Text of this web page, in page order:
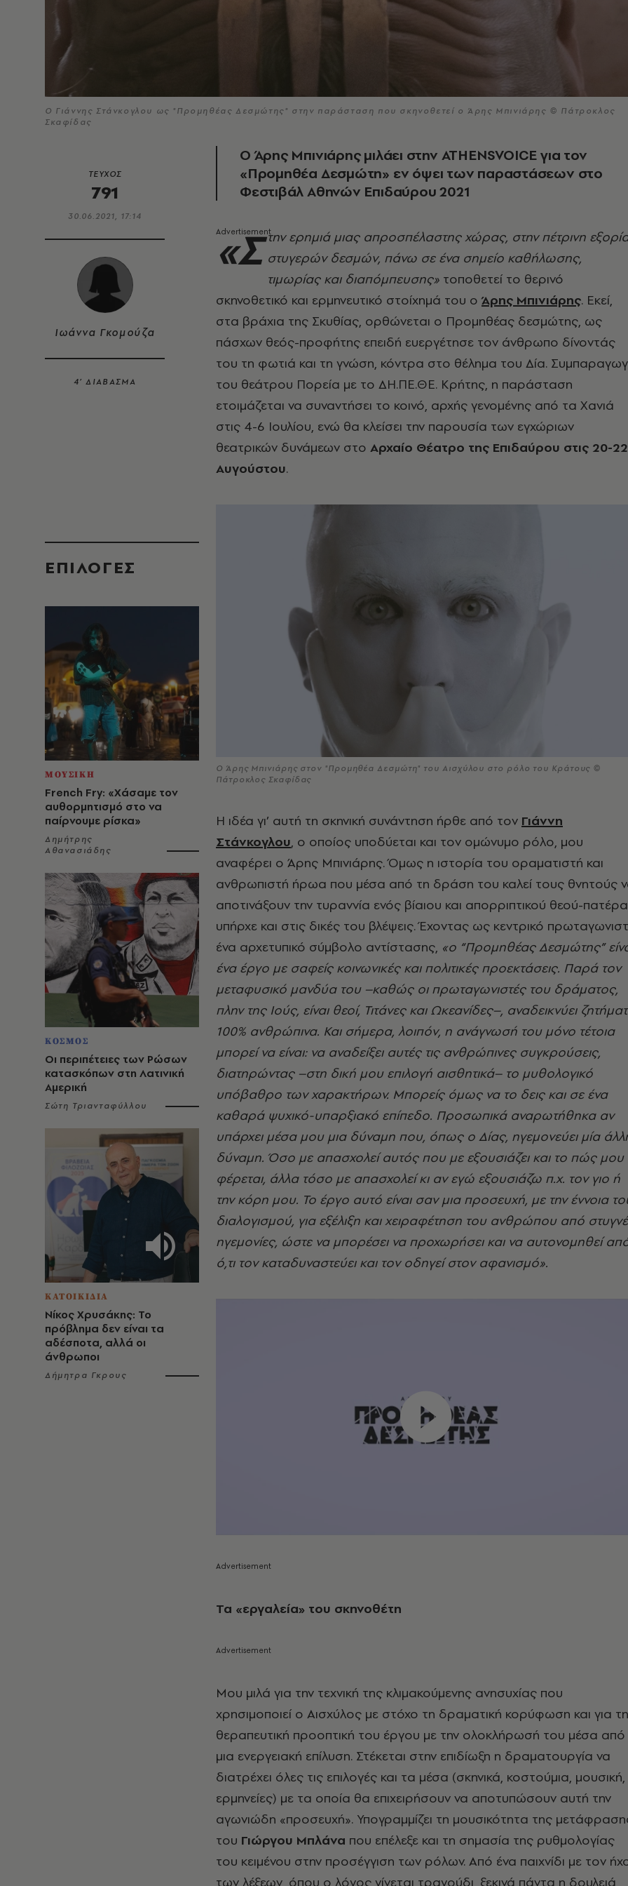
Ο Γιάννης Στάνκογλου ως "Προμηθέας Δεσμώτης" στην παράσταση που σκηνοθετεί ο Άρης Μπινιάρης © Πάτροκλος
Σκαφίδας
ΤΕΥΧΟΣ
791
30.06.2021, 17:14
Ιωάννα Γκομούζα
4’ ΔΙΑΒΑΣΜΑ
EΠΙΛΟΓΈΣ
ΜΟΥΣΙΚΗ
French Fry: «Χάσαμε τον
αυθορμητισμό στο να
παίρνουμε ρίσκα»
Δημήτρης
Αθανασιάδης
ΚΟΣΜΟΣ
Οι περιπέτειες των Ρώσων
κατασκόπων στη Λατινική
Αμερική
Σώτη Τριανταφύλλου
ΚΑΤΟΙΚΙΔΙΑ
Νίκος Χρυσάκης: Το
πρόβλημα δεν είναι τα
αδέσποτα, αλλά οι
άνθρωποι
Δήμητρα Γκρους
Ο Άρης Μπινιάρης μιλάει στην ATHENSVOICE για τον
«Προμηθέα Δεσμώτη» εν όψει των παραστάσεων στο
Φεστιβάλ Αθηνών Επιδαύρου 2021
«Σ την ερημιά μιας απροσπέλαστης χώρας, στην πέτρινη
στυγερών δεσμών, πάνω σε ένα σημείο καθήλωσης,
τιμωρίας και διαπόμπευσης» τοποθετεί το θερινό
σκηνοθετικό και ερμηνευτικό στοίχημά του ο Άρης Μπινιάρης. Εκεί,
στα βράχια της Σκυθίας, ορθώνεται ο Προμηθέας δεσμώτης, ως
πάσχων θεός-προφήτης επειδή ευεργέτησε τον άνθρωπο δίνοντάς
του τη φωτιά και τη γνώση, κόντρα στο θέλημα του Δία.
του θεάτρου Πορεία με το ΔΗ.ΠΕ.ΘΕ. Κρήτης, η παράσταση
ετοιμάζεται να συναντήσει το κοινό, αρχής γενομένης από τα Χανιά
στις 4-6 Ιουλίου, ενώ θα κλείσει την παρουσία των εγχώριων
θεατρικών δυνάμεων στο Αρχαίο Θέατρο της Επιδαύρου στις 20-22
Αυγούστου.
Ο Άρης Μπινιάρης στον "Προμηθέα Δεσμώτη" του Αισχύλου στο ρόλο του Κράτους ©
Πάτροκλος Σκαφίδας
Η ιδέα γι’ αυτή τη σκηνική συνάντηση ήρθε από τον Γιάννη
Στάνκογλου, ο οποίος υποδύεται και τον ομώνυμο ρόλο, μου
αναφέρει ο Άρης Μπινιάρης. Όμως η ιστορία του οραματιστή και
ανθρωπιστή ήρωα που μέσα από τη δράση του καλεί τους θνητούς
αποτινάξουν την τυραννία ενός βίαιου και απορριπτικού θεού-
υπήρχε και στις δικές του βλέψεις. Έχοντας ως κεντρικό
ένα αρχετυπικό σύμβολο αντίστασης, «ο “Προμηθέας Δεσμώτης”
ένα έργο με σαφείς κοινωνικές και πολιτικές προεκτάσεις. Παρά τον
μεταφυσικό μανδύα του –καθώς οι πρωταγωνιστές του δράματος,
πλην της Ιούς, είναι θεοί, Τιτάνες και Ωκεανίδες–, αναδεικνύει
100% ανθρώπινα. Και σήμερα, λοιπόν, η ανάγνωσή του μόνο τέτοια
μπορεί να είναι: να αναδείξει αυτές τις ανθρώπινες συγκρούσεις,
διατηρώντας –στη δική μου επιλογή αισθητικά– το μυθολογικό
υπόβαθρο των χαρακτήρων. Μπορείς όμως να το δεις και σε ένα
καθαρά ψυχικό-υπαρξιακό επίπεδο. Προσωπικά αναρωτήθηκα αν
υπάρχει μέσα μου μια δύναμη που, όπως ο Δίας, ηγεμονεύει μία
δύναμη. Όσο με απασχολεί αυτός που με εξουσιάζει και το πώς μου
φέρεται, άλλα τόσο με απασχολεί κι αν εγώ εξουσιάζω π.χ. τον γιο ή
την κόρη μου. Το έργο αυτό είναι σαν μια προσευχή, με την έννοια
διαλογισμού, για εξέλιξη και χειραφέτηση του ανθρώπου από
ηγεμονίες, ώστε να μπορέσει να προχωρήσει και να αυτονομηθεί
ό,τι τον καταδυναστεύει και τον οδηγεί στον αφανισμό».
Τα «εργαλεία» του σκηνοθέτη
Μου μιλά για την τεχνική της κλιμακούμενης ανησυχίας που
χρησιμοποιεί ο Αισχύλος με στόχο τη δραματική κορύφωση και για τη
θεραπευτική προοπτική του έργου με την ολοκλήρωσή του μέσα από
μια ενεργειακή επίλυση. Στέκεται στην επιδίωξη η δραματουργία να
διατρέχει όλες τις επιλογές και τα μέσα (σκηνικά, κοστούμια, μουσική,
ερμηνείες) με τα οποία θα επιχειρήσουν να αποτυπώσουν αυτή την
αγωνιώδη «προσευχή». Υπογραμμίζει τη μουσικότητα της
του Γιώργου Μπλάνα που επέλεξε και τη σημασία της ρυθμολογίας
του κειμένου στην προσέγγιση των ρόλων. Από ένα παιχνίδι με τον
των λέξεων, όπου ο λόγος γίνεται τραγούδι, ξεκινά πάντα η δουλειά